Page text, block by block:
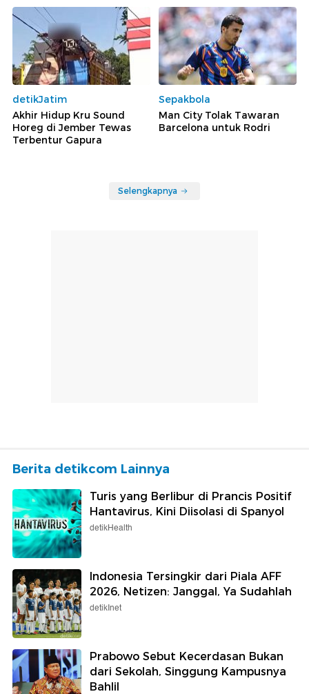
detikJatim
Akhir Hidup Kru Sound
Horeg di Jember Tewas
Terbentur Gapura
Sepakbola
Man City Tolak Tawaran
Barcelona untuk Rodri
Selengkapnya
Berita detikcom Lainnya
Turis yang Berlibur di Prancis Positif
Hantavirus, Kini Diisolasi di Spanyol
detikHealth
Indonesia Tersingkir dari Piala AFF
2026, Netizen: Janggal, Ya Sudahlah
detikInet
Prabowo Sebut Kecerdasan Bukan
dari Sekolah, Singgung Kampusnya
Bahlil